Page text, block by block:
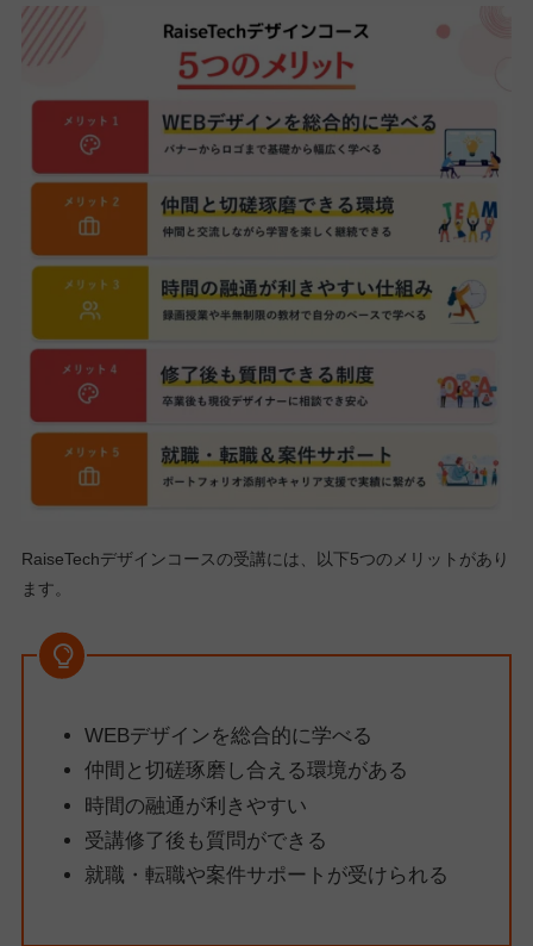
RaiseTechデザインコースの受講には、以下5つのメリットがあり
ます。
WEBデザインを総合的に学べる
仲間と切磋琢磨し合える環境がある
時間の融通が利きやすい
受講修了後も質問ができる
就職・転職や案件サポートが受けられる